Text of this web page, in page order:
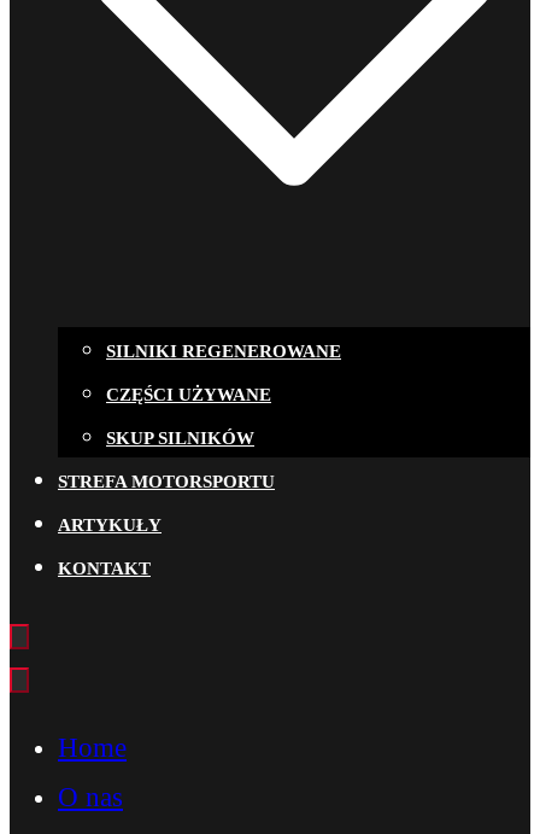
SILNIKI REGENEROWANE
CZĘŚCI UŻYWANE
SKUP SILNIKÓW
STREFA MOTORSPORTU
ARTYKUŁY
KONTAKT
Home
O nas